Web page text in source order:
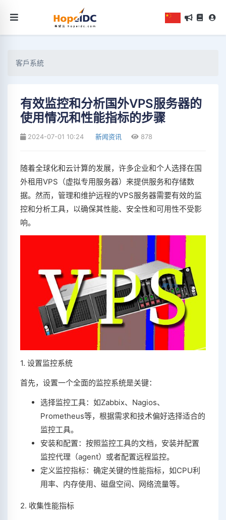
客戶系統
有效监控和分析国外VPS服务器的
使用情况和性能指标的步骤
2024-07-01 10:24 新闻资讯 878
随着全球化和云计算的发展，许多企业和个人选择在国
外租用VPS（虚拟专用服务器）来提供服务和存储数
据。然而，管理和维护远程的VPS服务器需要有效的监
控和分析工具，以确保其性能、安全性和可用性不受影
响。
1. 设置监控系统
首先，设置一个全面的监控系统是关键：
选择监控工具：如Zabbix、Nagios、
Prometheus等，根据需求和技术偏好选择适合的
监控工具。
安装和配置：按照监控工具的文档，安装并配置
监控代理（agent）或者配置远程监控。
定义监控指标：确定关键的性能指标，如CPU利
用率、内存使用、磁盘空间、网络流量等。
2. 收集性能指标